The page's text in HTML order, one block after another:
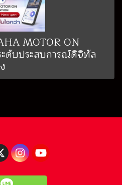
MOTOR ON
ดับประสบการณ์ดิจิทัล